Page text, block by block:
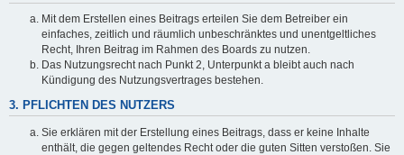
Mit dem Erstellen eines Beitrags erteilen Sie dem Betreiber ein
einfaches, zeitlich und räumlich unbeschränktes und unentgeltliches
Recht, Ihren Beitrag im Rahmen des Boards zu nutzen.
Das Nutzungsrecht nach Punkt 2, Unterpunkt a bleibt auch nach
Kündigung des Nutzungsvertrages bestehen.
3. PFLICHTEN DES NUTZERS
Sie erklären mit der Erstellung eines Beitrags, dass er keine Inhalte
enthält, die gegen geltendes Recht oder die guten Sitten verstoßen. Sie